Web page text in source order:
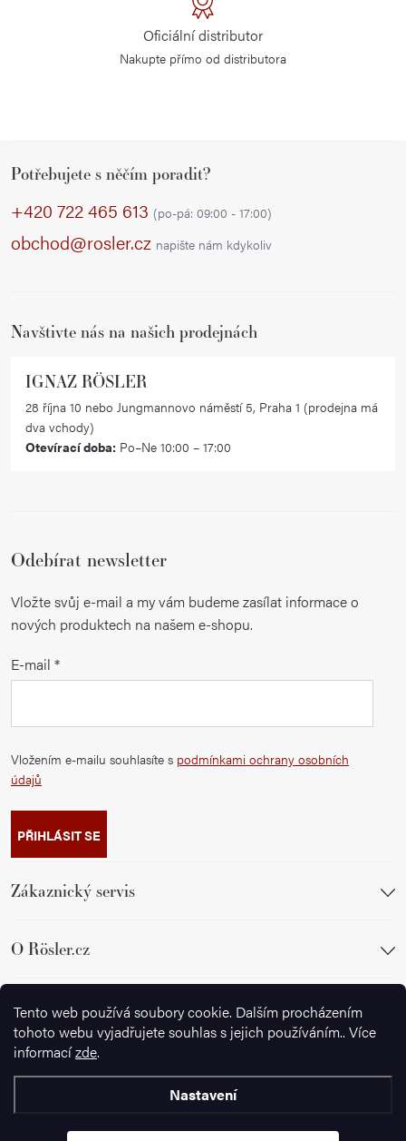
Tento web používá soubory cookie. Dalším procházením
tohoto webu vyjadřujete souhlas s jejich používáním.. Více
informacízde.
Nastavení
Oficiální distributor
Nakupte přímo od distributora
Potřebujete s něčím poradit?
+420 722 465 613 (po-pá: 09:00 - 17:00)
obchod@rosler.cz napište nám kdykoliv
Navštivte nás na našich prodejnách
IGNAZ RÖSLER
28 října 10 nebo Jungmannovo náměstí 5, Praha 1 (prodejna má
dva vchody)
Otevírací doba: Po–Ne 10:00 – 17:00
Odebírat newsletter
Vložte svůj e-mail a my vám budeme zasílat informace o
nových produktech na našem e-shopu.
E-mail
Vložením e-mailu souhlasíte s podmínkami ochrany osobních
údajů
PŘIHLÁSIT SE
Zákaznický servis
O Rösler.cz
Sledujte nás
Copyright 2026